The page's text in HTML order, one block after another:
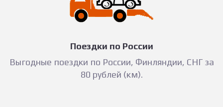
Поездки по России
Выгодные поездки по России, Финляндии, СНГ за
80 рублей (км).